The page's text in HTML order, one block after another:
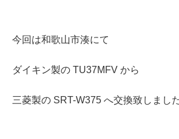
今回は和歌山市湊にて
ダイキン製の TU37MFV から
三菱製の SRT-W375 へ交換致しまし